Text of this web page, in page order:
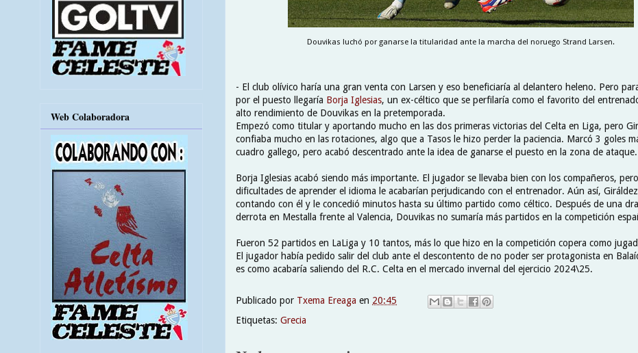
Douvikas luchó por ganarse la titularidad ante la marcha del noruego Strand Larsen.
- El club olívico haría una gran venta con Larsen y eso beneficiaría al delantero heleno. Pero
por el puesto llegaría Borja Iglesias, un ex-céltico que se perfilaría como el favorito del
alto rendimiento de Douvikas en la pretemporada.
Empezó como titular y aportando mucho en las dos primeras victorias del Celta en Liga, pero
confiaba mucho en las rotaciones, algo que a Tasos le hizo perder la paciencia. Marcó 3 goles
cuadro gallego, pero acabó descentrado ante la idea de ganarse el puesto en la zona de ataque.
Borja Iglesias acabó siendo más importante. El jugador se llevaba bien con los compañeros,
dificultades de aprender el idioma le acabarían perjudicando con el entrenador. Aún así,
contando con él y le concedió minutos hasta su último partido como céltico. Después de una
derrota en Mestalla frente al Valencia, Douvikas no sumaría más partidos en la competición
Fueron 52 partidos en LaLiga y 10 tantos, más lo que hizo en la competición copera como
El jugador había pedido salir del club ante el descontento de no poder ser protagonista en
es como acabaría saliendo del R.C. Celta en el mercado invernal del ejercicio 2024\25.
Publicado por Txema Ereaga en 20:45
Etiquetas: Grecia
Web Colaboradora